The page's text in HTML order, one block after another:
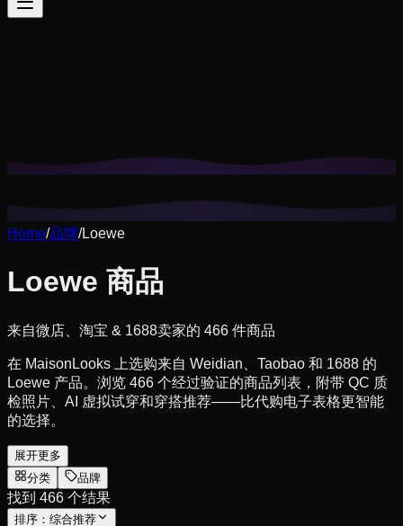
Home/品牌/Loewe
Loewe 商品
来自微店、淘宝 & 1688卖家的 466 件商品
在 MaisonLooks 上选购来自 Weidian、Taobao 和 1688 的
Loewe 产品。浏览 466 个经过验证的商品列表，附带 QC 质
检照片、AI 虚拟试穿和穿搭推荐——比代购电子表格更智能
的选择。
展开更多
分类
品牌
找到 466 个结果
排序： 综合推荐